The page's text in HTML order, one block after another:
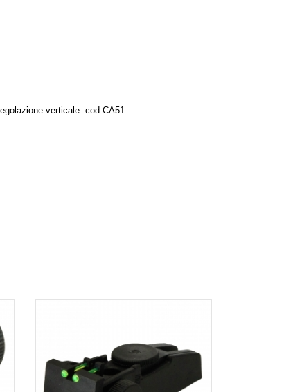
verticale. cod.CA51.